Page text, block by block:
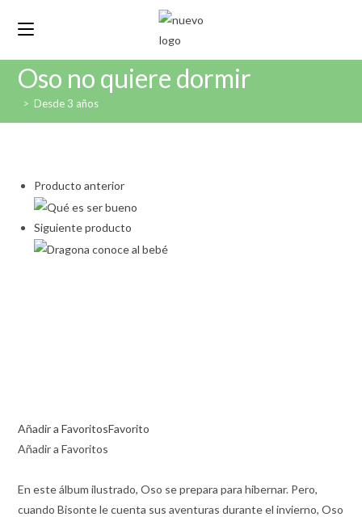
Oso no quiere dormir
> Desde 3 años
Producto anterior
Siguiente producto
Añadir a FavoritosFavorito
Añadir a Favoritos
En este álbum ilustrado, Oso se prepara para hibernar. Pero,
cuando Bisonte le cuenta sus aventuras durante el invierno, Oso